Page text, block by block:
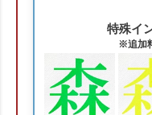
特殊イ
※追加